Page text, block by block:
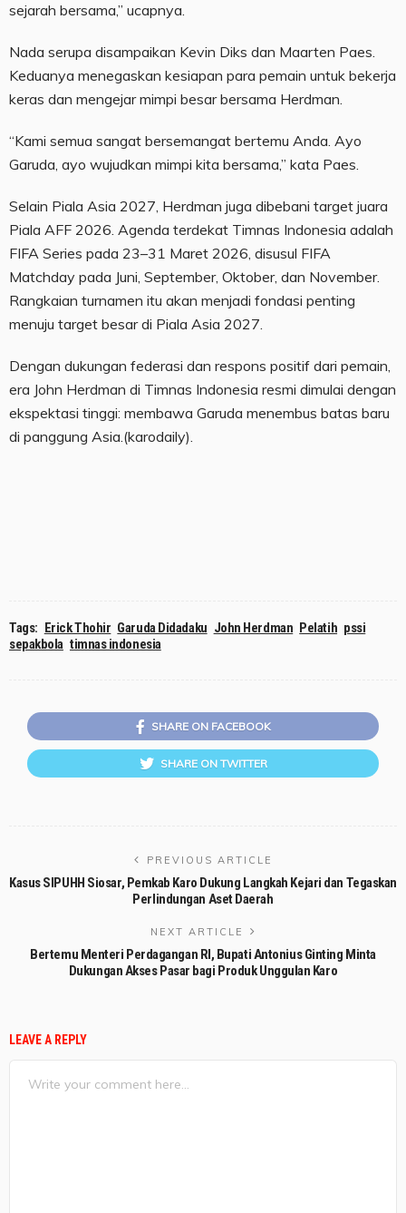
sejarah bersama,” ucapnya.
Nada serupa disampaikan Kevin Diks dan Maarten Paes.
Keduanya menegaskan kesiapan para pemain untuk bekerja
keras dan mengejar mimpi besar bersama Herdman.
“Kami semua sangat bersemangat bertemu Anda. Ayo
Garuda, ayo wujudkan mimpi kita bersama,” kata Paes.
Selain Piala Asia 2027, Herdman juga dibebani target juara
Piala AFF 2026. Agenda terdekat Timnas Indonesia adalah
FIFA Series pada 23–31 Maret 2026, disusul FIFA
Matchday pada Juni, September, Oktober, dan November.
Rangkaian turnamen itu akan menjadi fondasi penting
menuju target besar di Piala Asia 2027.
Dengan dukungan federasi dan respons positif dari pemain,
era John Herdman di Timnas Indonesia resmi dimulai dengan
ekspektasi tinggi: membawa Garuda menembus batas baru
di panggung Asia.(karodaily).
Tags: Erick Thohir Garuda Didadaku John Herdman Pelatih pssi
sepakbola timnas indonesia
SHARE ON FACEBOOK
SHARE ON TWITTER
PREVIOUS ARTICLE
Kasus SIPUHH Siosar, Pemkab Karo Dukung Langkah Kejari dan Tegaskan
Perlindungan Aset Daerah
NEXT ARTICLE
Bertemu Menteri Perdagangan RI, Bupati Antonius Ginting Minta
Dukungan Akses Pasar bagi Produk Unggulan Karo
LEAVE A REPLY